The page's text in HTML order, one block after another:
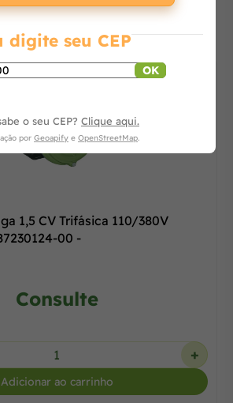
outros estão vendo
1,5 CV Trifásica 110/380V
00 -
Consulte
+
Adicionar ao carrinho
digite seu CEP
OK
o seu CEP? Clique aqui.
por Geoapify e OpenStreetMap